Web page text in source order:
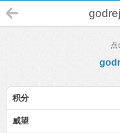
点
积分
威望